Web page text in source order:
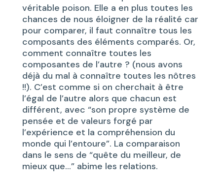
véritable poison. Elle a en plus toutes les
chances de nous éloigner de la réalité car
pour comparer, il faut connaître tous les
composants des éléments comparés. Or,
comment connaître toutes les
composantes de l’autre ? (nous avons
déjà du mal à connaître toutes les nôtres
!!). C’est comme si on cherchait à être
l’égal de l’autre alors que chacun est
différent, avec “son propre système de
pensée et de valeurs forgé par
l’expérience et la compréhension du
monde qui l’entoure”. La comparaison
dans le sens de “quête du meilleur, de
mieux que…” abime les relations.